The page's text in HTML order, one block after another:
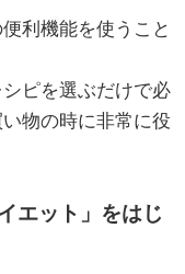
利機能を使うこと
ピを選ぶだけで必
物の時に非常に役
エット」をはじ